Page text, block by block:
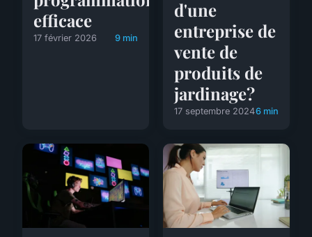
efficace
17 février 2026 9 min
d'une
entreprise de
vente de
produits de
jardinage?
17 septembre 20246 min